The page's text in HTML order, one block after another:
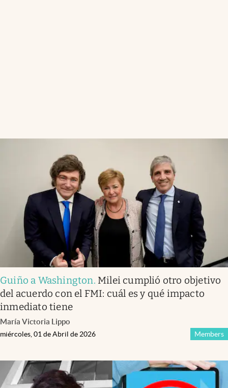
Guiño a Washington. Milei cumplió otro objetivo
del acuerdo con el FMI: cuál es y qué impacto
inmediato tiene
María Victoria Lippo
Members
miércoles, 01 de Abril de 2026